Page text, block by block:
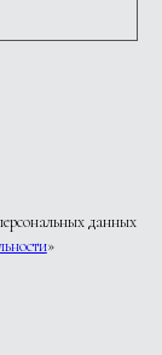
данных
»